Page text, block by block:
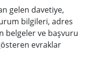
gelen davetiye,
bilgileri, adres
belgeler ve başvuru
evraklar